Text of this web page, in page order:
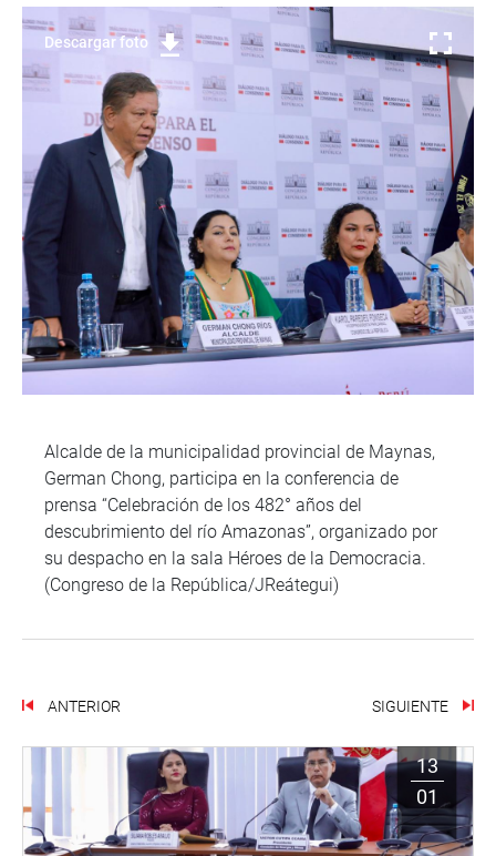
Descargar foto
Alcalde de la municipalidad provincial de Maynas,
German Chong, participa en la conferencia de
prensa “Celebración de los 482° años del
descubrimiento del río Amazonas”, organizado por
su despacho en la sala Héroes de la Democracia.
(Congreso de la República/JReátegui)
ANTERIOR SIGUIENTE
13
01